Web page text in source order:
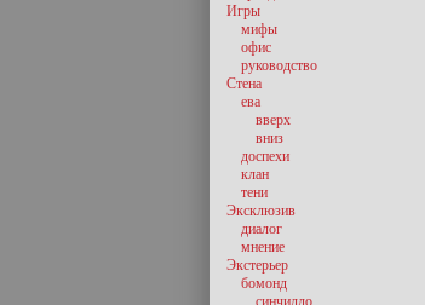
Игры
мифы
офис
руководство
Стена
ева
вверх
вниз
доспехи
клан
тени
Эксклюзив
диалог
мнение
Экстерьер
бомонд
синчилло